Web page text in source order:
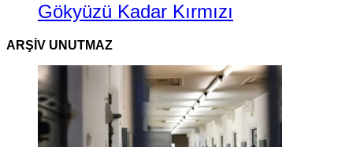
Gökyüzü Kadar Kırmızı
ARŞIV UNUTMAZ